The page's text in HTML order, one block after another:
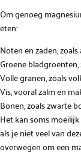
Om genoeg
eten:
Noten en zaden,
Groene
Volle granen, zoals
Vis, vooral zalm en
Bonen, zoals zwarte
Het kan soms
als je niet veel van
overwegen om een